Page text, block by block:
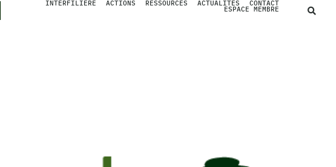
INTERFILIÈRE ACTIONS RESSOURCES ACTUALITÉS CONTACT
ESPACE MEMBRE